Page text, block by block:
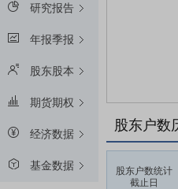
研究报告
年报季报
股东股本
期货期权
经济数据
基金数据
股东户数
股东户数统计
截止日